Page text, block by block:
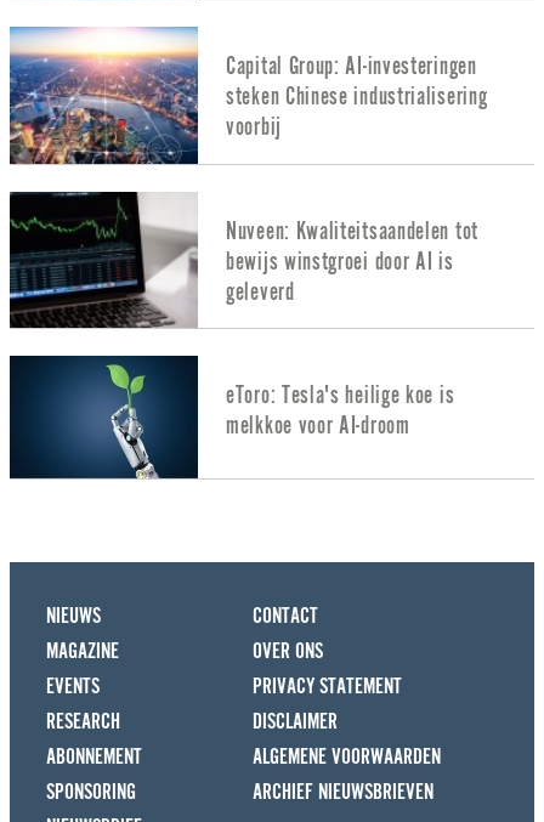
Capital Group: AI-investeringen
steken Chinese industrialisering
voorbij
Nuveen: Kwaliteitsaandelen tot
bewijs winstgroei door AI is
geleverd
eToro: Tesla's heilige koe is
melkkoe voor AI-droom
NIEUWS
MAGAZINE
EVENTS
RESEARCH
ABONNEMENT
SPONSORING
CONTACT
OVER ONS
PRIVACY STATEMENT
DISCLAIMER
ALGEMENE VOORWAARDEN
ARCHIEF NIEUWSBRIEVEN